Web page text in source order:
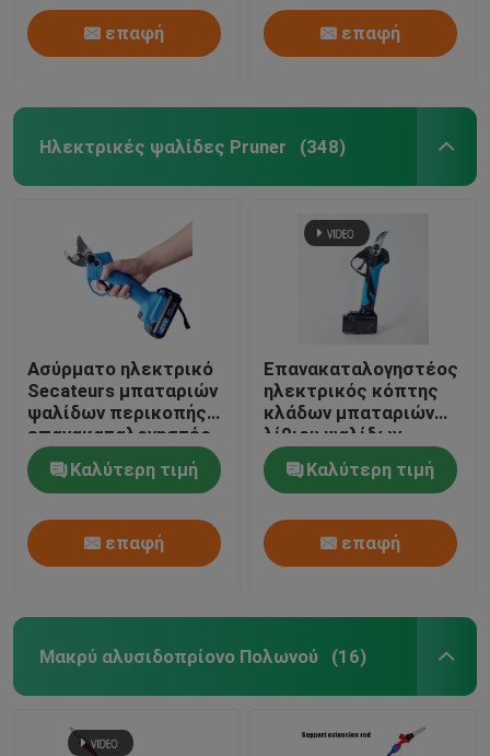
επαφή επαφή
Ηλεκτρικές ψαλίδες Pruner (348)
Ασύρματο ηλεκτρικό
Secateurs μπαταριών
ψαλίδων περικοπής
επανακαταλογηστέο
εργαλείο κήπων
Καλύτερη τιμή
επαφή
Επανακαταλογηστέος
ηλεκτρικός κόπτης
κλάδων μπαταριών
λίθιου ψαλίδων
περικοπής CE 21V
Καλύτερη τιμή
επαφή
Μακρύ αλυσιδοπρίονο Πολωνού (16)